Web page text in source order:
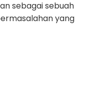
sebagai sebuah
yang